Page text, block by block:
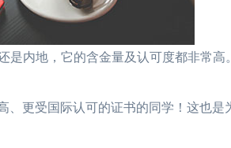
内地，它的含金量及认可度都非常高
更受国际认可的证书的同学！这也是